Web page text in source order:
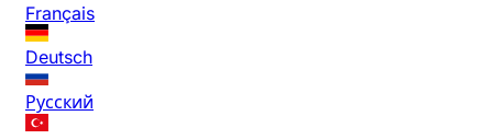
Français
Deutsch
Русский